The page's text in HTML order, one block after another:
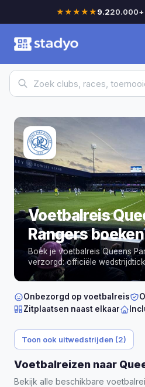
★★★★★9.220.000+
Voetbalreis
Rangers boeken
Boek je voetbalreis Queens
verzorgd: officiële
persoonlijke begeleiding, direct
Onbezorgd op voetbalreis
Zitplaatsen naast elkaar
Toon ook uitwedstrijden (2)
Voetbalreizen naar
Bekijk alle beschikbare